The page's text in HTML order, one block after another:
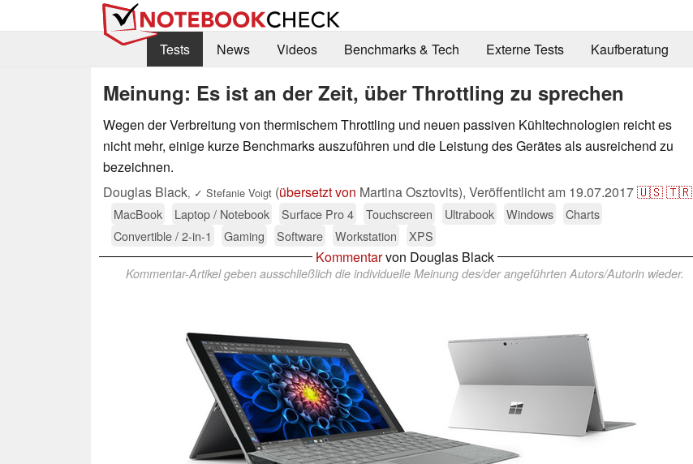
Tests
News Videos Benchmarks & Tech Externe Tests Kaufberatung
Meinung: Es ist an der Zeit, über Throttling zu sprechen
Wegen der Verbreitung von thermischem Throttling und neuen passiven Kühltechnologien reicht es
nicht mehr, einige kurze Benchmarks auszuführen und die Leistung des Gerätes als ausreichend zu
bezeichnen.
Douglas Black, ✓ Stefanie Voigt (übersetzt von Martina Osztovits), Veröffentlicht am 19.07.2017🇺🇸🇹🇷
MacBook Laptop / Notebook Surface Pro 4 Touchscreen Ultrabook Windows
Charts
Convertible / 2-in-1
Gaming Software Workstation XPS
Kommentarvon Douglas Black
Kommentar-Artikel geben ausschließlich die individuelle Meinung des/der angeführten Autors/Autorin wieder.